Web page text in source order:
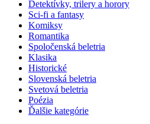
Detektívky, trilery a horory
Sci-fi a fantasy
Komiksy
Romantika
Spoločenská beletria
Klasika
Historické
Slovenská beletria
Svetová beletria
Poézia
Ďalšie kategórie